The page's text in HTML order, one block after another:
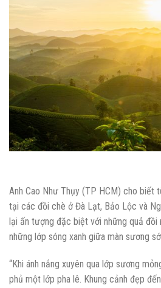
Anh Cao Như Thụy (TP HCM) cho biết
tại các đồi chè ở Đà Lạt, Bảo Lộc và
lại ấn tượng đặc biệt với những quả đồi
những lớp sóng xanh giữa màn sương
“Khi ánh nắng xuyên qua lớp sương
phủ một lớp pha lê. Khung cảnh đẹp